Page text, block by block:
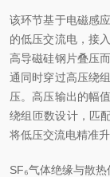
该环节基于电磁感
的低压交流电，接
高导磁硅钢片叠压
通同时穿过高压绕
压。高压输出的幅
绕组匝数设计，匹
将低压交流电精准
SF₆气体绝缘与散热